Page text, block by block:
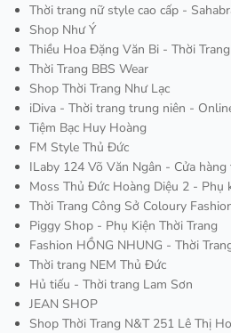
Thời trang nữ style cao cấp -
Shop Như Ý
Thiều Hoa Đặng Văn Bi - Thời
Thời Trang BBS Wear
Shop Thời Trang Như Lạc
iDiva - Thời trang trung niên -
Tiệm Bạc Huy Hoàng
FM Style Thủ Đức
ILaby 124 Võ Văn Ngân - Cửa
Moss Thủ Đức Hoàng Diệu 2 - Phụ
Thời Trang Công Sở Coloury
Piggy Shop - Phụ Kiện Thời Trang
Fashion HỒNG NHUNG - Thời
Thời trang NEM Thủ Đức
Hủ tiếu - Thời trang Lam Sơn
JEAN SHOP
Shop Thời Trang N&T 251 Lê Thị